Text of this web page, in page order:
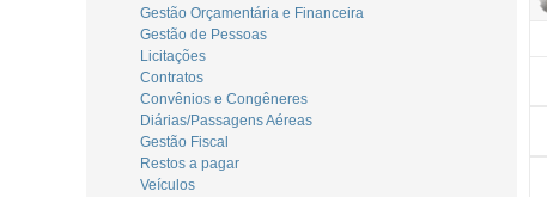
Gestão Orçamentária e Financeira
Gestão de Pessoas
Licitações
Contratos
Convênios e Congêneres
Diárias/Passagens Aéreas
Gestão Fiscal
Restos a pagar
Veículos